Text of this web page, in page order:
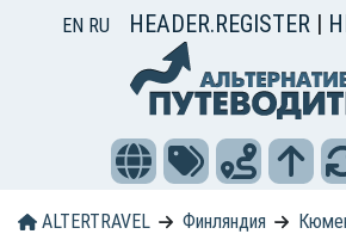
EN RU HEADER.REGISTER |
ALTERTRAVEL Финляндия